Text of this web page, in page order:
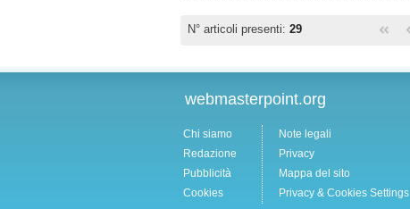
N° articoli presenti: 29
webmasterpoint.org
Chi siamo
Redazione
Pubblicità
Cookies
Note legali
Privacy
Mappa del sito
Privacy & Cookies Settings